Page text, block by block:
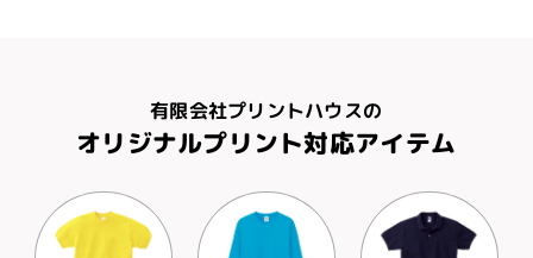
有限会社プリントハウスの
オリジナルプリント対応アイテム